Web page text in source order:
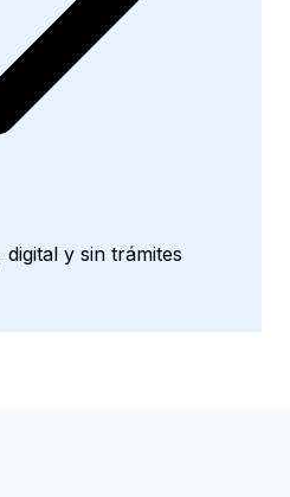
y sin trámites